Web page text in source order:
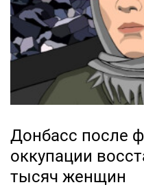
Донбасс после
оккупации
тысяч женщин